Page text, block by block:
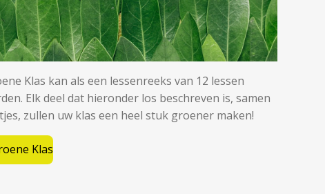
Klas kan als een lessenreeks van 12 lessen
Elk deel dat hieronder los beschreven is, samen
zullen uw klas een heel stuk groener maken!
Klas